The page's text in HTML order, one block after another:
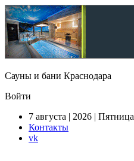
Сауны и бани Краснодара
Войти
7 августа | 2026 | Пятница
Контакты
vk